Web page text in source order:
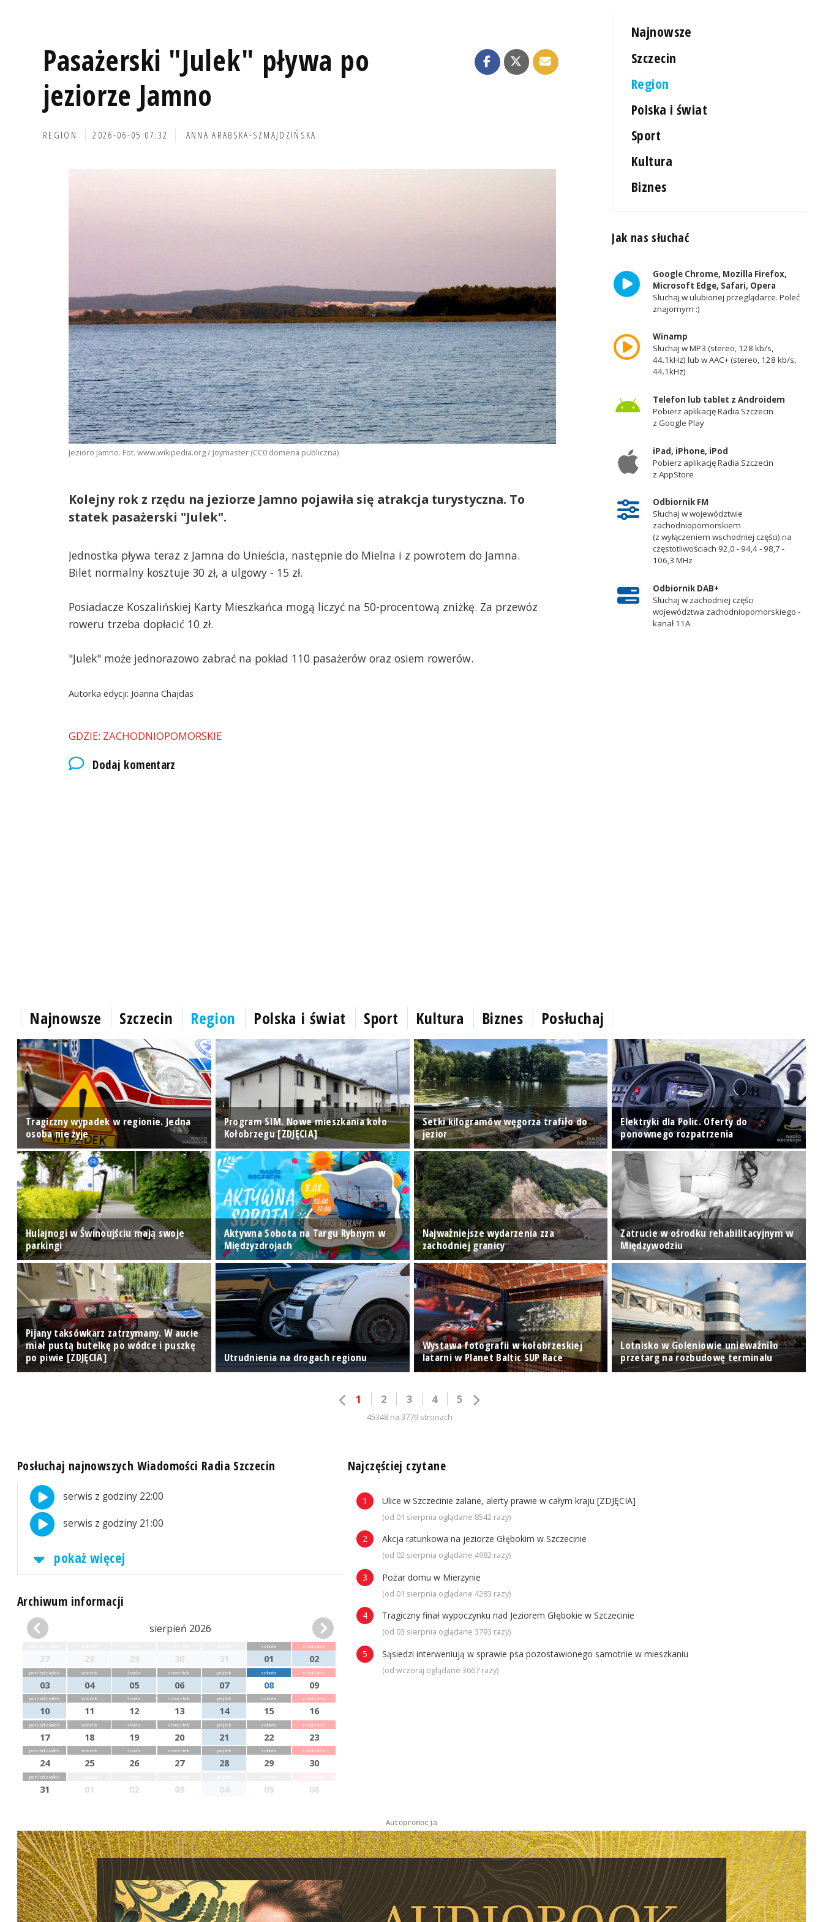
Pasażerski "Julek" pływa po
jeziorze Jamno
REGION 2026-06-05 07:32 ANNA ARABSKA-SZMAJDZIŃSKA
Jezioro Jamno. Fot. www.wikipedia.org / Joymaster (CC0 domena publiczna)
Kolejny rok z rzędu na jeziorze Jamno pojawiła się atrakcja turystyczna. To
statek pasażerski "Julek".
Jednostka pływa teraz z Jamna do Unieścia, następnie do Mielna i z powrotem do Jamna.
Bilet normalny kosztuje 30 zł, a ulgowy - 15 zł.
Posiadacze Koszalińskiej Karty Mieszkańca mogą liczyć na 50-procentową zniżkę. Za przewóz
roweru trzeba dopłacić 10 zł.
"Julek" może jednorazowo zabrać na pokład 110 pasażerów oraz osiem rowerów.
Autorka edycji: Joanna Chajdas
GDZIE: ZACHODNIOPOMORSKIE
Dodaj komentarz
Najnowsze
Szczecin
Region
Polska i świat
Sport
Kultura
Biznes
Jak nas słuchać
Google Chrome, Mozilla Firefox,
Microsoft Edge, Safari, Opera
Słuchaj w ulubionej przeglądarce. Poleć
znajomym :)
Winamp
Słuchaj w MP3 (stereo, 128 kb/s,
44.1kHz) lub w AAC+ (stereo, 128 kb/s,
44.1kHz)
Telefon lub tablet z Androidem
Pobierz aplikację Radia Szczecin
z Google Play
iPad, iPhone, iPod
Pobierz aplikację Radia Szczecin
z AppStore
Odbiornik FM
Słuchaj w województwie
zachodniopomorskiem
(z wyłączeniem wschodniej części) na
częstotliwościach 92,0 - 94,4 - 98,7 -
106,3 MHz
Odbiornik DAB+
Słuchaj w zachodniej części
województwa zachodniopomorskiego -
kanał 11A
Najnowsze Szczecin Region Polska i świat Sport Kultura Biznes Posłuchaj
Tragiczny wypadek w regionie. Jedna
osoba nie żyje
Program SIM. Nowe mieszkania koło
Kołobrzegu [ZDJĘCIA]
Setki kilogramów węgorza trafiło do
jezior
Elektryki dla Polic. Oferty do
ponownego rozpatrzenia
Hulajnogi w Świnoujściu mają swoje
parkingi
Aktywna Sobota na Targu Rybnym w
Międzyzdrojach
Najważniejsze wydarzenia zza
zachodniej granicy
Zatrucie w ośrodku rehabilitacyjnym w
Międzywodziu
Pijany taksówkarz zatrzymany. W aucie
miał pustą butelkę po wódce i puszkę
po piwie [ZDJĘCIA]
Utrudnienia na drogach regionu
Wystawa fotografii w kołobrzeskiej
latarni w Planet Baltic SUP Race
Lotnisko w Goleniowie unieważniło
przetarg na rozbudowę terminalu
1 2 3 4 5
45348 na 3779 stronach
Posłuchaj najnowszych Wiadomości Radia Szczecin
serwis z godziny 22:00
serwis z godziny 21:00
pokaż więcej
Archiwum informacji
sierpień 2026
27 28 29 30 31
sobota
01
niedziela
02
poniedziałek
03
wtorek
04
środa
05
czwartek
06
piątek
07
sobota
08
niedziela
09
poniedziałek
10
wtorek
11
środa
12
czwartek
13
piątek
14
sobota
15
niedziela
16
poniedziałek
17
wtorek
18
środa
19
czwartek
20
piątek
21
sobota
22
niedziela
23
poniedziałek
24
wtorek
25
środa
26
czwartek
27
piątek
28
sobota
29
niedziela
30
poniedziałek
31 01 02 03 04 05 06
Najczęściej czytane
Ulice w Szczecinie zalane, alerty prawie w całym kraju [ZDJĘCIA]
(od 01 sierpnia oglądane 8542 razy)
Akcja ratunkowa na jeziorze Głębokim w Szczecinie
(od 02 sierpnia oglądane 4982 razy)
Pożar domu w Mierzynie
(od 01 sierpnia oglądane 4283 razy)
Tragiczny finał wypoczynku nad Jeziorem Głębokie w Szczecinie
(od 03 sierpnia oglądane 3793 razy)
Sąsiedzi interweniują w sprawie psa pozostawionego samotnie w mieszkaniu
(od wczoraj oglądane 3667 razy)
Autopromocja